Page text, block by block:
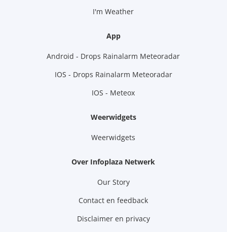
I'm Weather
App
Android - Drops Rainalarm Meteoradar
IOS - Drops Rainalarm Meteoradar
IOS - Meteox
Weerwidgets
Weerwidgets
Over Infoplaza Netwerk
Our Story
Contact en feedback
Disclaimer en privacy